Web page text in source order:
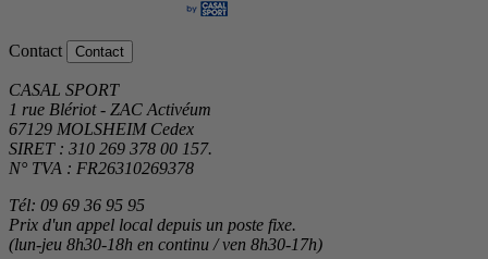
Contact Contact
CASAL SPORT
1 rue Blériot - ZAC Activéum
67129 MOLSHEIM Cedex
SIRET : 310 269 378 00 157.
N° TVA : FR26310269378
Tél: 09 69 36 95 95
Prix d'un appel local depuis un poste fixe.
(lun-jeu 8h30-18h en continu / ven 8h30-17h)